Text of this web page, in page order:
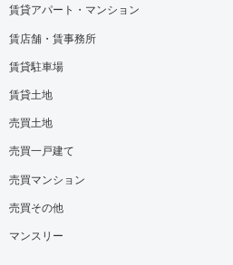
賃貸アパート・マンション
賃店舗・賃事務所
賃貸駐車場
賃貸土地
売買土地
売買一戸建て
売買マンション
売買その他
マンスリー